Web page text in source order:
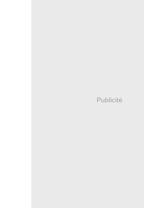
Publicité